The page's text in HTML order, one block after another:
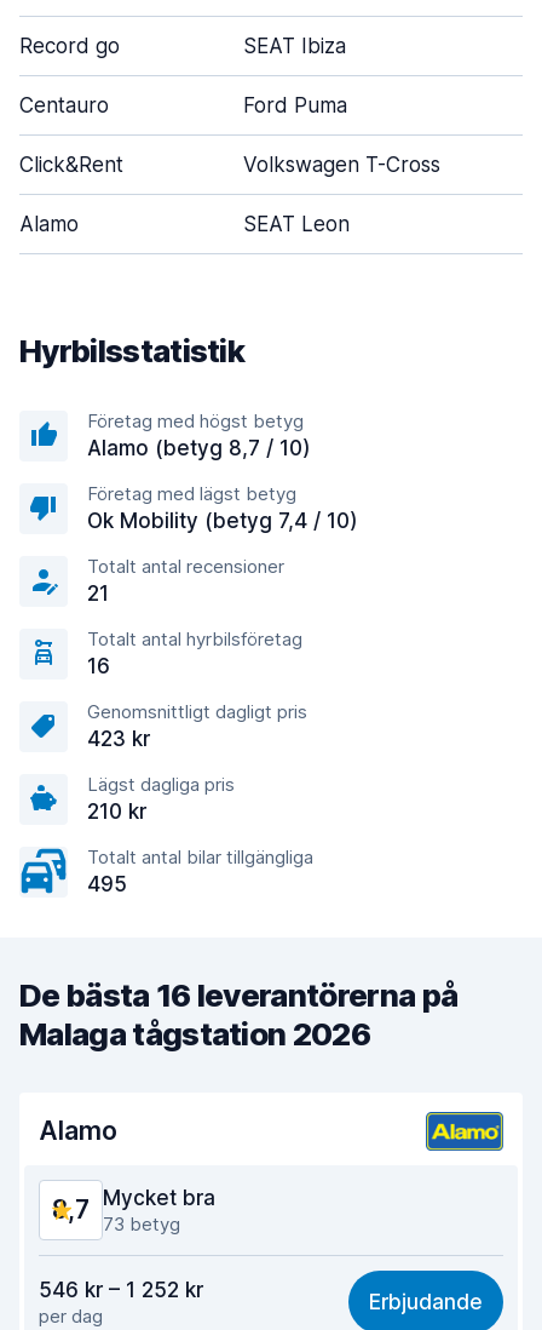
Record go SEAT Ibiza
Centauro Ford Puma
Click&Rent Volkswagen T-Cross
Alamo SEAT Leon
Hyrbilsstatistik
Företag med högst betyg
Alamo (betyg 8,7 / 10)
Företag med lägst betyg
Ok Mobility (betyg 7,4 / 10)
Totalt antal recensioner
21
Totalt antal hyrbilsföretag
16
Genomsnittligt dagligt pris
423 kr
Lägst dagliga pris
210 kr
Totalt antal bilar tillgängliga
495
De bästa 16 leverantörerna på
Malaga tågstation 2026
Alamo
8,7 Mycket bra
73 betyg
8,5
Lätt att hitta 8,6
546 kr – 1 252 kr
per dag
Erbjudande